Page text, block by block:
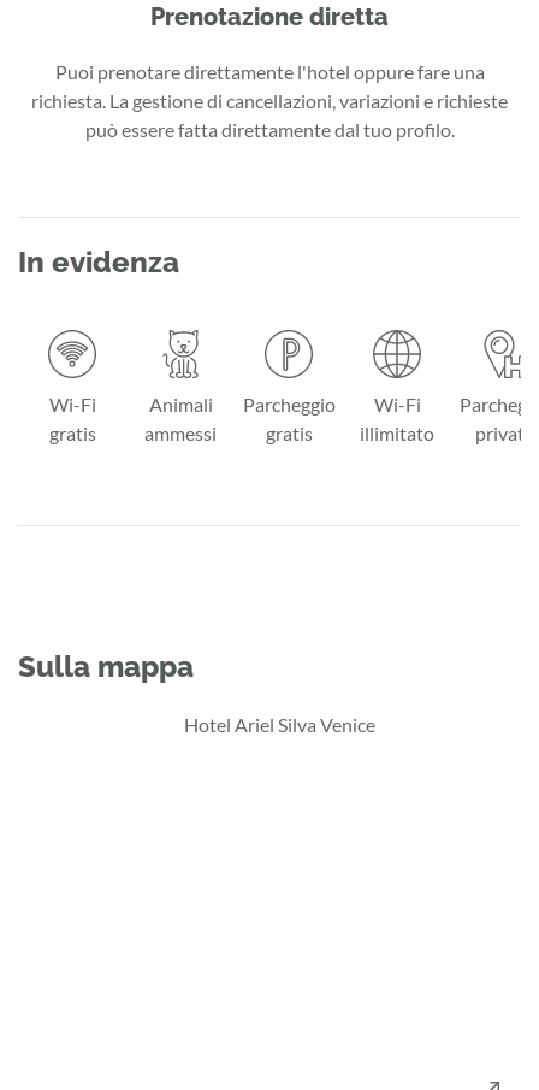
Prenotazione diretta
Puoi prenotare direttamente l'hotel oppure fare una
richiesta. La gestione di cancellazioni, variazioni e richieste
può essere fatta direttamente dal tuo profilo.
In evidenza
Wi-Fi
gratis
Animali
ammessi
Parcheggio
gratis
Wi-Fi
illimitato
privato
Sulla mappa